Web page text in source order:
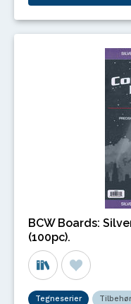
BCW Boards:
(100pc).
Tegneserier Tilbehør